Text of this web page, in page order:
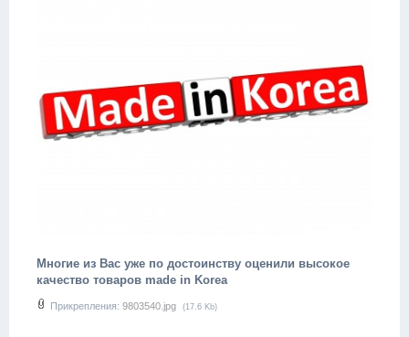
Многие из Вас уже по достоинству оценили высокое
качество товаров made in Korea
Прикрепления: 9803540.jpg (17.6 Kb)